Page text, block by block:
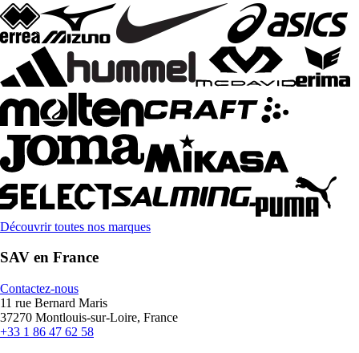
Découvrir toutes nos marques
SAV en France
Contactez-nous
11 rue Bernard Maris
37270 Montlouis-sur-Loire, France
+33 1 86 47 62 58